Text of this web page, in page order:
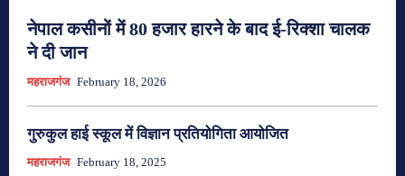
नेपाल कसीनों में 80 हजार हारने के बाद ई-रिक्शा चालक
ने दी जान
महराजगंज February 18, 2026
गुरुकुल हाई स्कूल में विज्ञान प्रतियोगिता आयोजित
महराजगंज February 18, 2025